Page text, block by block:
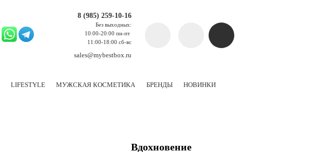
8 (985) 259-10-16
Без выходных:
10:00-20:00 пн-пт
11:00-18:00 сб-вс
sales@mybestbox.ru
LIFESTYLE МУЖСКАЯ КОСМЕТИКА БРЕНДЫ НОВИНКИ
Вдохновение